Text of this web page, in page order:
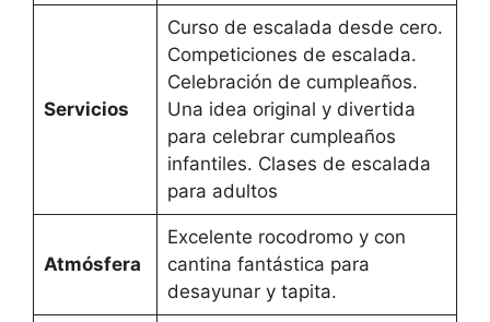
Servicios
Curso de escalada desde cero.
Competiciones de escalada.
Celebración de cumpleaños.
Una idea original y divertida
para celebrar cumpleaños
infantiles. Clases de escalada
para adultos
Atmósfera
Excelente rocodromo y con
cantina fantástica para
desayunar y tapita.